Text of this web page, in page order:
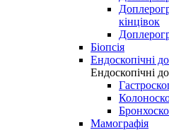
кінцівок
Біопсія
Ендоскопічні
Ендоскопічні
Мамографія